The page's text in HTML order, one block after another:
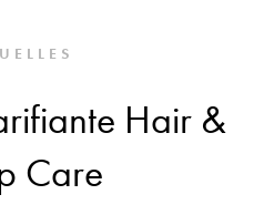
Hair &
Care